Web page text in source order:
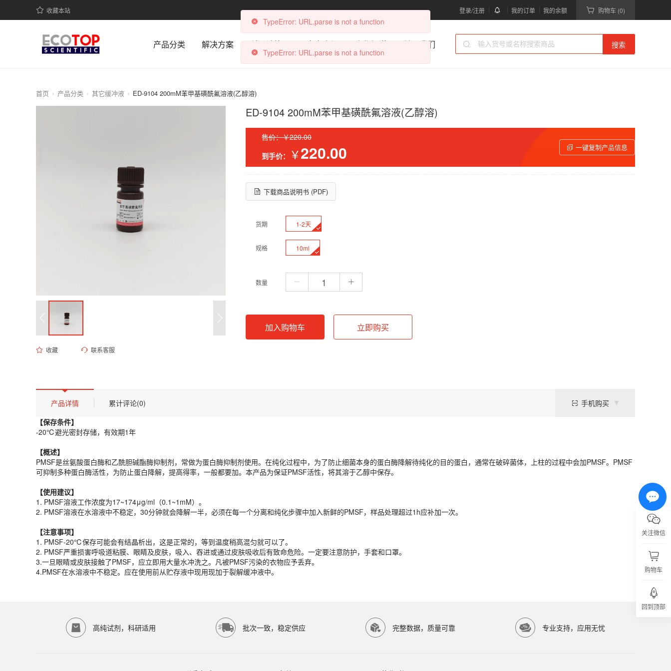
收藏本站 登录/注册 我的订单 我的余额 购物车 (0)
产品分类 解决方案 科研计算器 文章资讯 合作渠道 关于我们 搜索
首页 产品分类 其它缓冲液 ED-9104 200mM苯甲基磺酰氟溶液(乙醇溶)
收藏 联系客服
ED-9104 200mM苯甲基磺酰氟溶液(乙醇溶)
售价：￥220.00
到手价：
￥220.00 一键复制产品信息
下载商品说明书 (PDF)
货期 1-2天
规格 10ml
数量
加入购物车 立即购买
产品描述
【保存条件】
-20℃避光密封存储，有效期1年
【概述】
【使用建议】
1.PMSF溶液工作浓度为17~174μg/ml（0.1~1mM）。
【注意事项】
1. PMSF-20℃保存可能会有结晶析出，这是正常的，等到温度稍高混匀就可以了。
PMSF严重损害呼吸道粘膜、眼睛及皮肤，吸入、吞进或通过皮肤吸收后有致命危险。一定要注意防护，手套和口罩。
3.一旦眼睛或皮肤接触了PMSF，应立即用大量水冲洗之。凡被PMSF污染的衣物应予丢弃。
4.PMSF在水溶液中不稳定。应在使用前从贮存液中现用现加于裂解缓冲液中。
产品规格
货期
1-2天
规格
10ml
本产品适用于ED-9104、其它缓冲液、生物科研试剂、ECOTOP SCIENTIFIC等研究领域。ECOTOP SCIENTIFIC（广州亿涛生物科技有限公司）提供高品质生物科研试剂，服务科研院所与生物医药企业。
-20℃避光密封存储
产品详情 累计评论(0)
手机购买
【保存条件】
-20℃避光密封存储，有效期1年
【概述】
PMSF是丝氨酸蛋白酶和乙酰胆碱酯酶抑制剂，常做为蛋白酶抑制剂使用。在纯化过程中，为了防止细菌本身的蛋白酶降解待纯化的目的蛋白，通常在破碎菌体，上柱的过程中会加PMSF。PMSF
可抑制多种蛋白酶活性，为防止蛋白降解，提高得率，一般都要加。本产品为保证PMSF活性，将其溶于乙醇中保存。
【使用建议】
1. PMSF溶液工作浓度为17~174μg/ml（0.1~1mM）。
2. PMSF溶液在水溶液中不稳定，30分钟就会降解一半，必须在每一个分离和纯化步骤中加入新鲜的PMSF，样品处理超过1h应补加一次。
【注意事项】
1. PMSF-20℃保存可能会有结晶析出，这是正常的，等到温度稍高混匀就可以了。
2. PMSF严重损害呼吸道粘膜、眼睛及皮肤，吸入、吞进或通过皮肤吸收后有致命危险。一定要注意防护，手套和口罩。
3.一旦眼睛或皮肤接触了PMSF，应立即用大量水冲洗之。凡被PMSF污染的衣物应予丢弃。
4.PMSF在水溶液中不稳定。应在使用前从贮存液中现用现加于裂解缓冲液中。
高纯试剂，科研适用 批次一致，稳定供应 完整数据，质量可靠 专业支持，应用无忧
关注微信
购物车
回到顶部
TypeError: URL.parse is not a function
TypeError: URL.parse is not a function